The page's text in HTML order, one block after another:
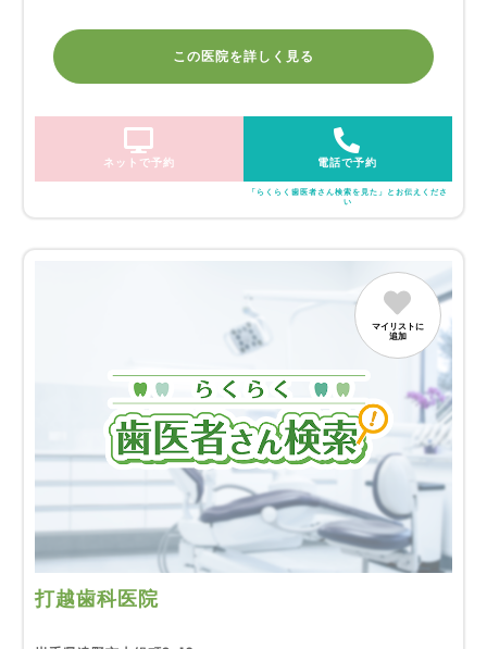
この医院を詳しく見る
ネットで予約 電話で予約
「らくらく歯医者さん検索を見た」とお伝えくださ
い
打越歯科医院
マイリストに
追加